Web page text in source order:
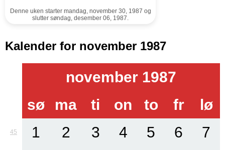
Denne uken starter mandag, november 30, 1987 og
slutter søndag, desember 06, 1987.
Kalender for november 1987
november 1987
sø
ma ti on to fr lø
45 1 2 3 4 5 6 7